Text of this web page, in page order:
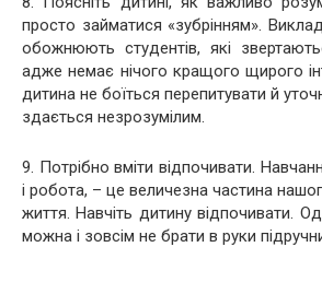
просто займатися «зубрінням».
обожнюють студентів, які
адже немає нічого кращого щирого
дитина не боїться перепитувати й
здається незрозумілим.
9. Потрібно вміти відпочивати.
і робота, – це величезна частина
життя. Навчіть дитину відпочивати.
можна і зовсім не брати в руки